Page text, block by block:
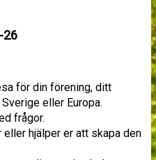
26
för din förening, ditt
eller Europa.
frågor.
hjälper er att skapa den